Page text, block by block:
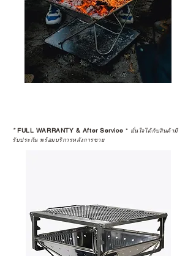
*FULL WARRANTY & After Service * มั่นใจได้กับสินค้ามี
รับประกัน พร้อมบริการหลังการขาย